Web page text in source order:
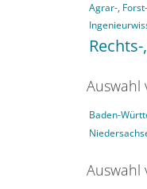
Agrar-,
Auswahl
Baden-
Auswahl